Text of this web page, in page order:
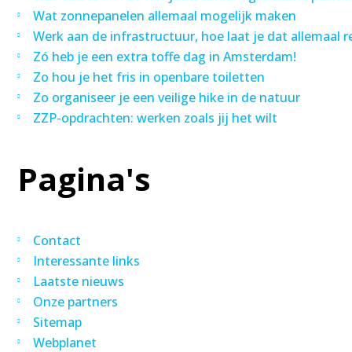
Wat zonnepanelen allemaal mogelijk maken
Werk aan de infrastructuur, hoe laat je dat allemaal
Zó heb je een extra toffe dag in Amsterdam!
Zo hou je het fris in openbare toiletten
Zo organiseer je een veilige hike in de natuur
ZZP-opdrachten: werken zoals jij het wilt
Pagina's
Contact
Interessante links
Laatste nieuws
Onze partners
Sitemap
Webplanet